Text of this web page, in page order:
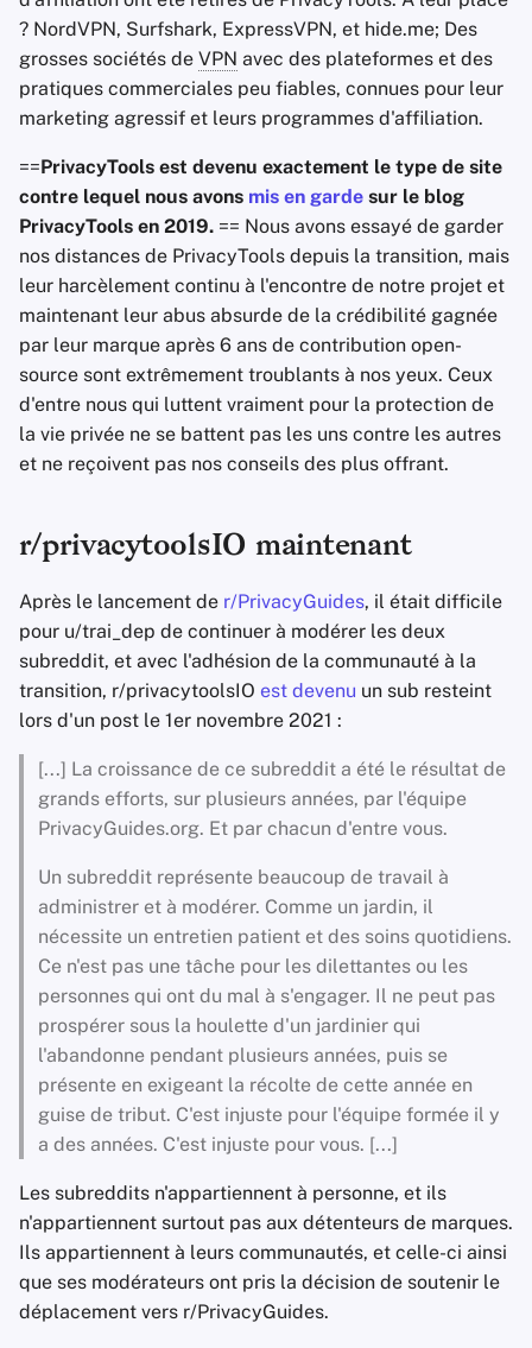
? NordVPN, Surfshark, ExpressVPN, et hide.me; Des
grosses sociétés de VPN avec des plateformes et des
pratiques commerciales peu fiables, connues pour leur
marketing agressif et leurs programmes d'affiliation.
==PrivacyTools est devenu exactement le type de site
contre lequel nous avons mis en garde sur le blog
PrivacyTools en 2019. == Nous avons essayé de garder
nos distances de PrivacyTools depuis la transition, mais
leur harcèlement continu à l'encontre de notre projet et
maintenant leur abus absurde de la crédibilité gagnée
par leur marque après 6 ans de contribution open-
source sont extrêmement troublants à nos yeux. Ceux
d'entre nous qui luttent vraiment pour la protection de
la vie privée ne se battent pas les uns contre les autres
et ne reçoivent pas nos conseils des plus offrant.
r/privacytoolsIO maintenant
Après le lancement de r/PrivacyGuides, il était difficile
pour u/trai_dep de continuer à modérer les deux
subreddit, et avec l'adhésion de la communauté à la
transition, r/privacytoolsIO est devenu un sub resteint
lors d'un post le 1er novembre 2021 :
[...] La croissance de ce subreddit a été le résultat de
grands efforts, sur plusieurs années, par l'équipe
PrivacyGuides.org. Et par chacun d'entre vous.
Un subreddit représente beaucoup de travail à
administrer et à modérer. Comme un jardin, il
nécessite un entretien patient et des soins quotidiens.
Ce n'est pas une tâche pour les dilettantes ou les
personnes qui ont du mal à s'engager. Il ne peut pas
prospérer sous la houlette d'un jardinier qui
l'abandonne pendant plusieurs années, puis se
présente en exigeant la récolte de cette année en
guise de tribut. C'est injuste pour l'équipe formée il y
a des années. C'est injuste pour vous. [...]
Les subreddits n'appartiennent à personne, et ils
n'appartiennent surtout pas aux détenteurs de marques.
Ils appartiennent à leurs communautés, et celle-ci ainsi
que ses modérateurs ont pris la décision de soutenir le
déplacement vers r/PrivacyGuides.